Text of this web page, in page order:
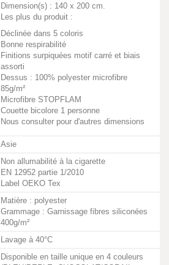
Dimension(s) : 140 x 200 cm.
Les plus du produit :
Déclinée dans 5 coloris
Bonne respirabilité
Finitions surpiquées motif carré et biais
assorti
Dessus : 100% polyester microfibre
85g/m²
Microfibre STOPFLAM
Couette bicolore 1 personne
Nous consulter pour d'autres dimensions
Asie
Non allumabilité à la cigarette
EN 12952 partie 1/2010
Label OEKO Tex
Matière : polyester
Grammage : Garnissage fibres siliconées
400g/m²
Lavage à 40°C
Disponible en taille unique en 4 couleurs